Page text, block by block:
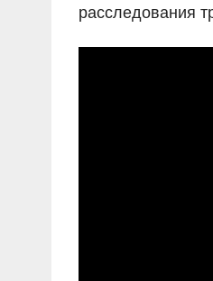
расследования